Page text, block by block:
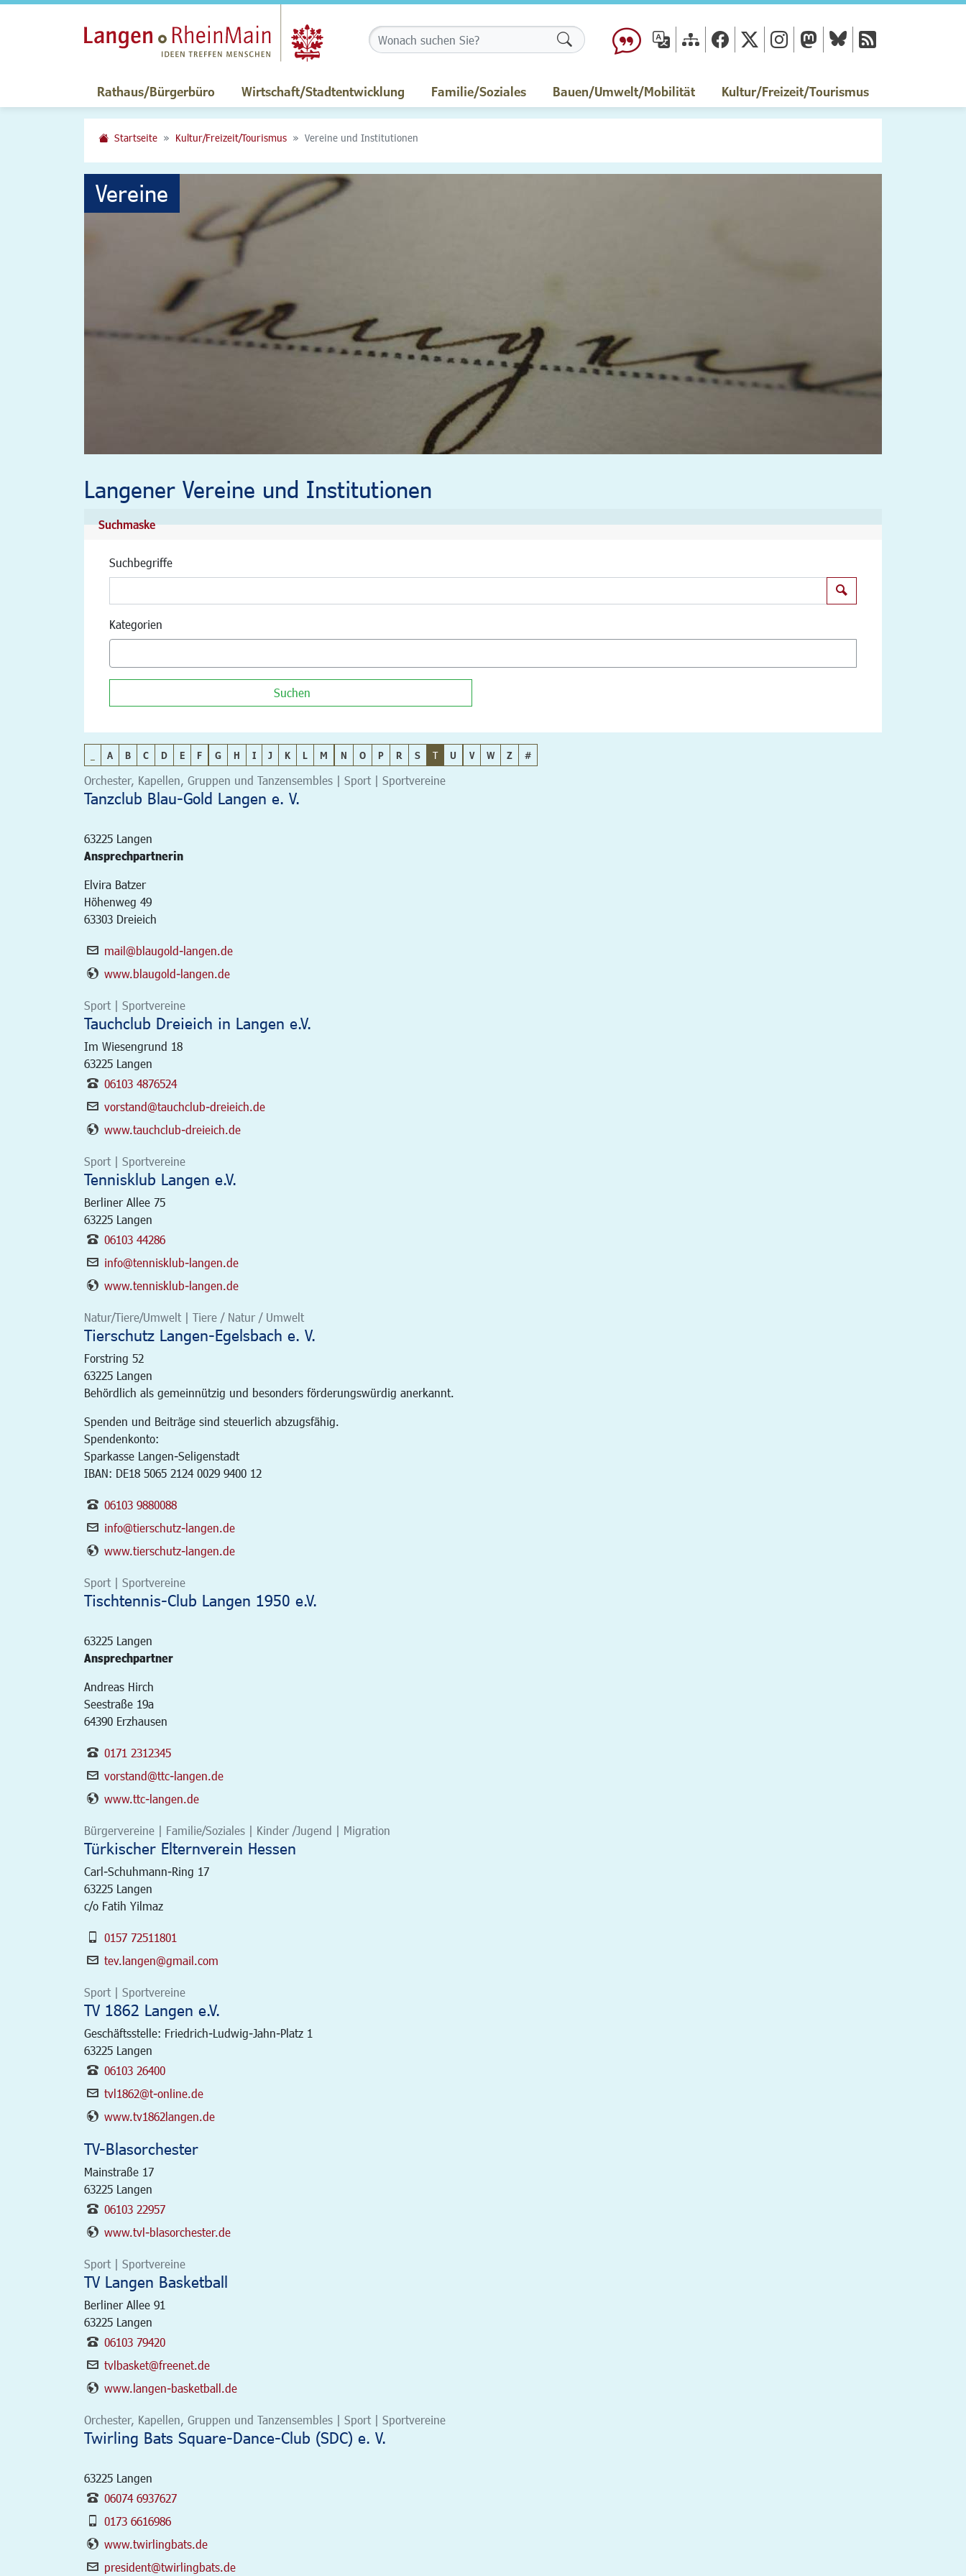
Formularschaltfläche
Rathaus/Bürgerbüro Wirtschaft/Stadtentwicklung Familie/Soziales Bauen/Umwelt/Mobilität Kultur/Freizeit/Tourismus
Startseite Kultur/Freizeit/Tourismus Vereine und Institutionen
Vereine
Langener Vereine und Institutionen
Suchmaske
Suchbegriffe
Kategorien
Suchen
A B C D E F G H I J K L M N O P R S T U V W Z #
Orchester, Kapellen, Gruppen und Tanzensembles | Sport | Sportvereine
Tanzclub Blau-Gold Langen e. V.
63225 Langen
Ansprechpartnerin
Elvira Batzer
Höhenweg 49
63303 Dreieich
mail@blaugold-langen.de
www.blaugold-langen.de
Sport | Sportvereine
Tauchclub Dreieich in Langen e.V.
Im Wiesengrund 18
63225 Langen
06103 4876524
vorstand@tauchclub-dreieich.de
www.tauchclub-dreieich.de
Sport | Sportvereine
Tennisklub Langen e.V.
Berliner Allee 75
63225 Langen
06103 44286
info@tennisklub-langen.de
www.tennisklub-langen.de
Natur/Tiere/Umwelt | Tiere / Natur / Umwelt
Tierschutz Langen-Egelsbach e. V.
Forstring 52
63225 Langen
Behördlich als gemeinnützig und besonders förderungswürdig anerkannt.
Spenden und Beiträge sind steuerlich abzugsfähig.
Spendenkonto:
Sparkasse Langen-Seligenstadt
IBAN: DE18 5065 2124 0029 9400 12
06103 9880088
info@tierschutz-langen.de
www.tierschutz-langen.de
Sport | Sportvereine
Tischtennis-Club Langen 1950 e.V.
63225 Langen
Ansprechpartner
Andreas Hirch
Seestraße 19a
64390 Erzhausen
0171 2312345
vorstand@ttc-langen.de
www.ttc-langen.de
Bürgervereine | Familie/Soziales | Kinder /Jugend | Migration
Türkischer Elternverein Hessen
Carl-Schuhmann-Ring 17
63225 Langen
c/o Fatih Yilmaz
0157 72511801
tev.langen@gmail.com
Sport | Sportvereine
TV 1862 Langen e.V.
Geschäftsstelle: Friedrich-Ludwig-Jahn-Platz 1
63225 Langen
06103 26400
tvl1862@t-online.de
www.tv1862langen.de
TV-Blasorchester
Mainstraße 17
63225 Langen
06103 22957
www.tvl-blasorchester.de
Sport | Sportvereine
TV Langen Basketball
Berliner Allee 91
63225 Langen
06103 79420
tvlbasket@freenet.de
www.langen-basketball.de
Orchester, Kapellen, Gruppen und Tanzensembles | Sport | Sportvereine
Twirling Bats Square-Dance-Club (SDC) e. V.
63225 Langen
06074 6937627
0173 6616986
www.twirlingbats.de
president@twirlingbats.de